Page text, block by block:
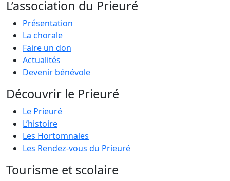
L’association du Prieuré
Présentation
La chorale
Faire un don
Actualités
Devenir bénévole
Découvrir le Prieuré
Le Prieuré
L’histoire
Les Hortomnales
Les Rendez-vous du Prieuré
Tourisme et scolaire